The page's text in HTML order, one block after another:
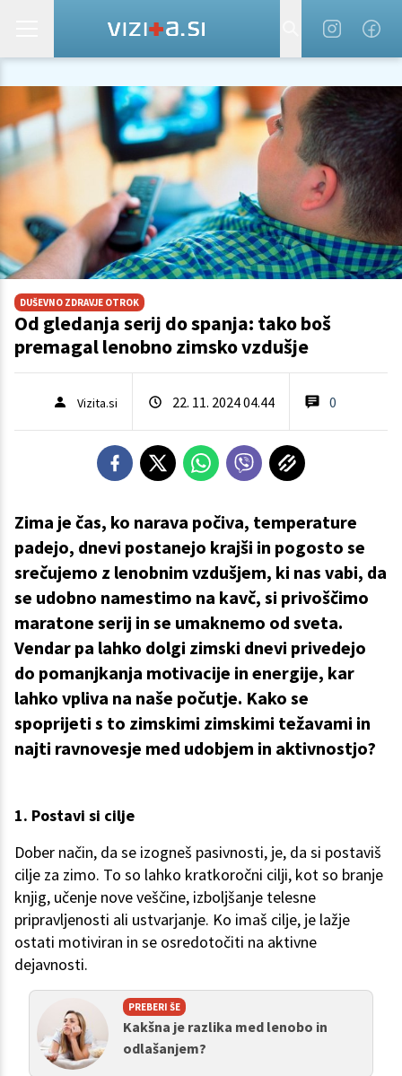
DUŠEVNO ZDRAVJE OTROK
Od gledanja serij do spanja: tako boš
premagal lenobno zimsko vzdušje
Vizita.si 22. 11. 2024 04.44 0
Zima je čas, ko narava počiva, temperature
padejo, dnevi postanejo krajši in pogosto se
srečujemo z lenobnim vzdušjem, ki nas vabi, da
se udobno namestimo na kavč, si privoščimo
maratone serij in se umaknemo od sveta.
Vendar pa lahko dolgi zimski dnevi privedejo
do pomanjkanja motivacije in energije, kar
lahko vpliva na naše počutje. Kako se
spoprijeti s to zimskimi zimskimi težavami in
najti ravnovesje med udobjem in aktivnostjo?
1. Postavi si cilje
Dober način, da se izogneš pasivnosti, je, da si postaviš
cilje za zimo. To so lahko kratkoročni cilji, kot so branje
knjig, učenje nove veščine, izboljšanje telesne
pripravljenosti ali ustvarjanje. Ko imaš cilje, je lažje
ostati motiviran in se osredotočiti na aktivne
dejavnosti.
PREBERI ŠE
Kakšna je razlika med lenobo in
odlašanjem?